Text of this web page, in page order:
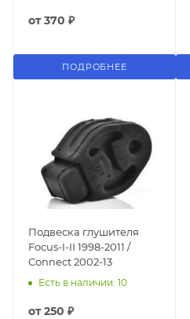
от370 ₽
ПОДРОБНЕЕ
Подвеска глушителя
Focus-I-II 1998-2011 /
Connect 2002-13
Есть в наличии: 10
от250 ₽